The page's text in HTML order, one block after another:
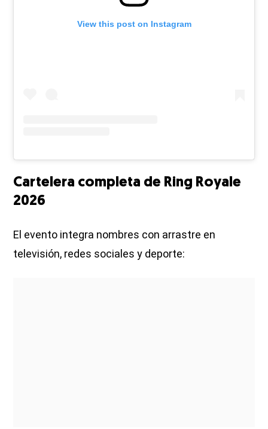
View this post on Instagram
Cartelera completa de Ring Royale
2026
El evento integra nombres con arrastre en
televisión, redes sociales y deporte: